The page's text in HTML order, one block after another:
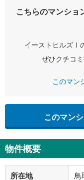
こちらのマンショ
イーストヒルズⅠ
ぜひクチコ
このマン
このマン
物件概要
所在地 鳥